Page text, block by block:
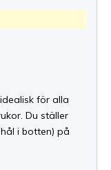
för alla
Du ställer
i botten) på